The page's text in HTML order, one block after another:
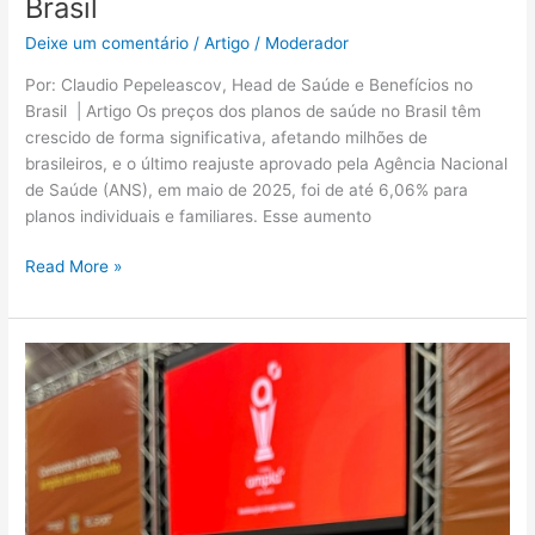
Brasil
Deixe um comentário /Artigo / Moderador
Por: Claudio Pepeleascov, Head de Saúde e Benefícios no
Brasil | Artigo Os preços dos planos de saúde no Brasil têm
crescido de forma significativa, afetando milhões de
brasileiros, e o último reajuste aprovado pela Agência Nacional
de Saúde (ANS), em maio de 2025, foi de até 6,06% para
planos individuais e familiares. Esse aumento
Read More »
Corretores
em
campo:
Copa